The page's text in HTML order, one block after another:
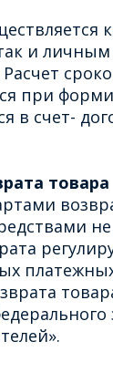
и
при
в счет-
товара
не